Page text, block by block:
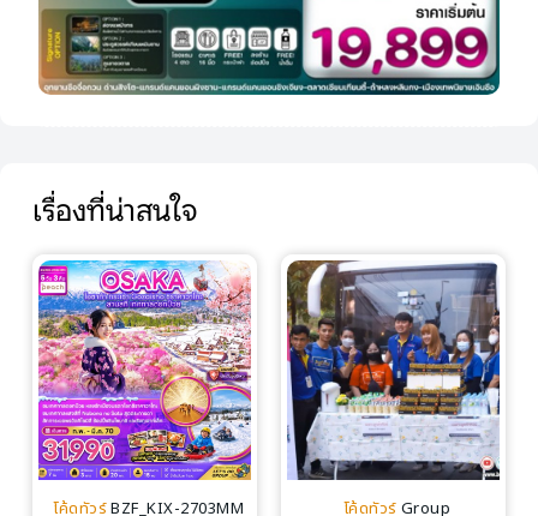
เรื่องที่น่าสนใจ
โค้ดทัวร์ BZF_KIX-2703MM โค้ดทัวร์ Group